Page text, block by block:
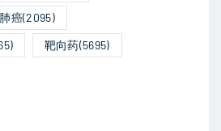
肺癌(2095)
靶向药(5695)